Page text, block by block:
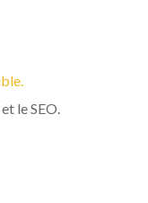
le SEO.